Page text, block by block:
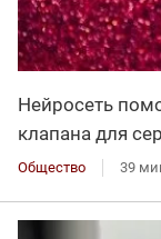
Нейросеть
клапана для
Общество 39